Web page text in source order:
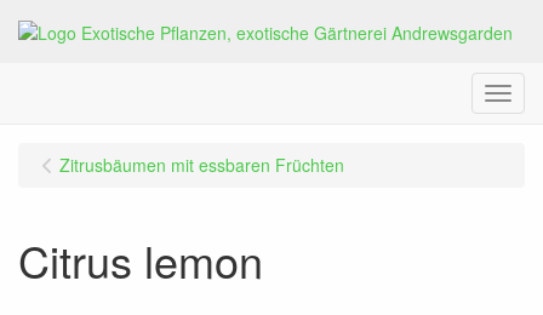
Menu
Zitrusbäumen mit essbaren Früchten
Citrus lemon